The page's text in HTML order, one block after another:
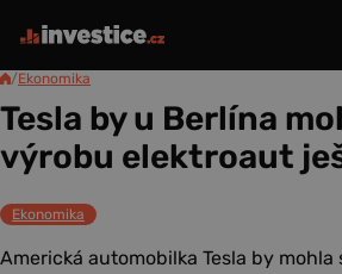
/Ekonomika
Tesla by u Berlína
výrobu elektroaut
Ekonomika
Americká automobilka Tesla by